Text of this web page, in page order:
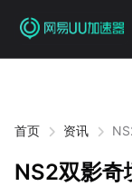
首页 资讯
NS2双影奇